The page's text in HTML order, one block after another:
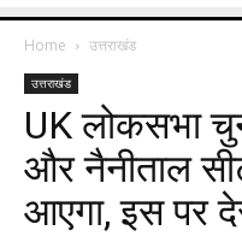
Home उत्तराखंड
उत्तराखंड
UK लोकसभा
और नैनीताल
आएगा, इस पर